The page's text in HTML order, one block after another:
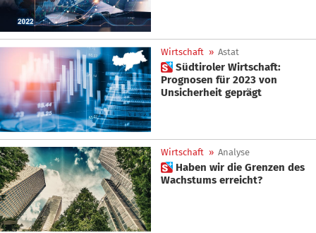
Wirtschaft » Astat
 Südtiroler Wirtschaft:
Prognosen für 2023 von
Unsicherheit geprägt
Wirtschaft » Analyse
 Haben wir die Grenzen des
Wachstums erreicht?